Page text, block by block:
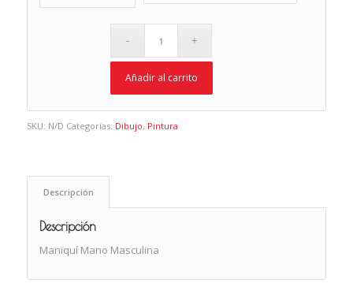
Añadir al carrito
SKU: N/D Categorías: Dibujo, Pintura
Descripción
Descripción
Maniquí Mano Masculina